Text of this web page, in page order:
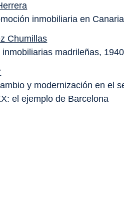
inmobiliaria en
Chumillas
madrileñas,
y modernización en el
el ejemplo de Barcelona